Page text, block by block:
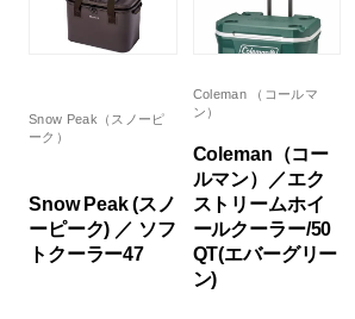
Snow Peak（スノーピ
ーク）
Snow Peak (スノ
ーピーク) ／ ソフ
トクーラー47
Coleman （コールマ
ン）
Coleman（コー
ルマン）／エク
ストリームホイ
ールクーラー/50
QT(エバーグリー
ン)